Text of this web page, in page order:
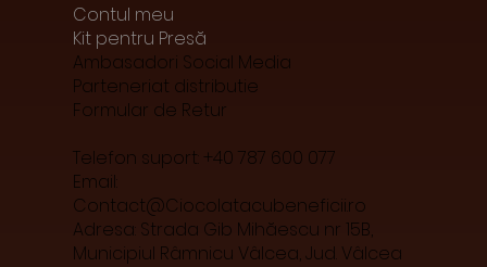
Contul meu
Kit pentru Presă
Ambasadori Social Media
Parteneriat distributie
Formular de Retur
Telefon suport: +40 787 600 077
Email:
Contact@Ciocolatacubeneficii.ro
Adresa: Strada Gib Mihăescu nr 15B,
Municipiul Râmnicu Vâlcea, Jud. Vâlcea